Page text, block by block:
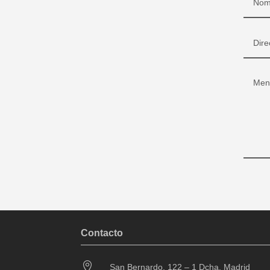
Contacto
 San Bernardo, 122 – 1 Dcha. Madrid